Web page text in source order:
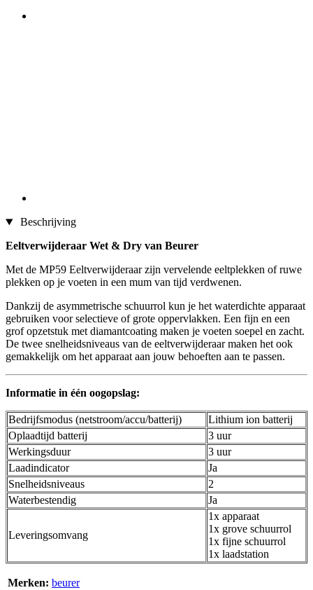
Beschrijving
Eeltverwijderaar Wet & Dry van Beurer
Met de MP59 Eeltverwijderaar zijn vervelende eeltplekken of ruwe
plekken op je voeten in een mum van tijd verdwenen.
Dankzij de asymmetrische schuurrol kun je het waterdichte apparaat
gebruiken voor selectieve of grote oppervlakken. Een fijn en een
grof opzetstuk met diamantcoating maken je voeten soepel en zacht.
De twee snelheidsniveaus van de eeltverwijderaar maken het ook
gemakkelijk om het apparaat aan jouw behoeften aan te passen.
Informatie in één oogopslag:
Bedrijfsmodus (netstroom/accu/batterij)
Lithium ion batterij
Oplaadtijd batterij
3 uur
Werkingsduur
3 uur
Laadindicator
Ja
Snelheidsniveaus
2
Waterbestendig
Ja
Leveringsomvang
1x apparaat
1x grove schuurrol
1x fijne schuurrol
1x laadstation
Merken: beurer